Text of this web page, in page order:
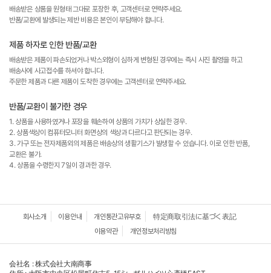
배송받은 상품을 원형태 그대로 포장한 후, 고객센터로 연락주세요.
반품/교환에 발생되는 제반 비용은 본인이 부담해야 합니다.
제품 하자로 인한 반품/교환
배송받은 제품이 파손되었거나 박스외형이 심하게 변형된 경우에는 즉시 사진 촬영을 하고
배송사에 사고접수를 하셔야 합니다.
주문한 제품과 다른 제품이 도착한 경우에는 고객센터로 연락주세요.
반품/교환이 불가한 경우
1. 상품을 사용하였거나 포장을 훼손하여 상품의 가치가 상실한 경우.
2. 상품색상이 컴퓨터모니터 화면상의 색상과 다르다고 판단되는 경우.
3. 가구 또는 전자제품외의 제품은 배송상의 생활기스가 발생할 수 있습니다. 이로 인한 반품,
교환은 불가.
4. 상품을 수령한지 7일이 경과한 경우.
회사소개 이용안내 개인통관고유부호
特定商取引法に基づく表記
이용약관
개인정보처리방침
会社名 : 株式会社大南商事